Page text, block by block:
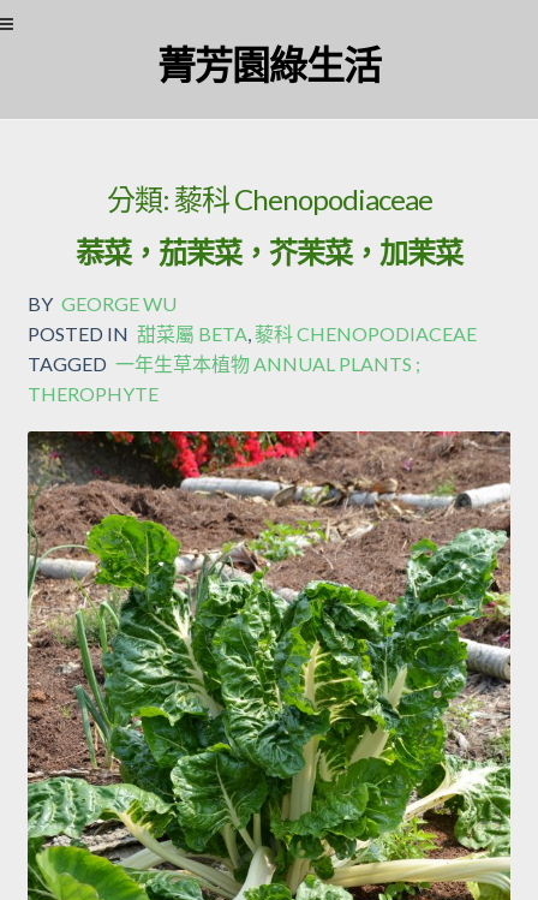
菁芳園綠生活
分類: 藜科 Chenopodiaceae
菾菜，茄茉菜，芥茉菜，加茉菜
BY GEORGE WU
POSTED IN 甜菜屬 BETA,藜科 CHENOPODIACEAE
TAGGED 一年生草本植物 ANNUAL PLANTS ;
THEROPHYTE